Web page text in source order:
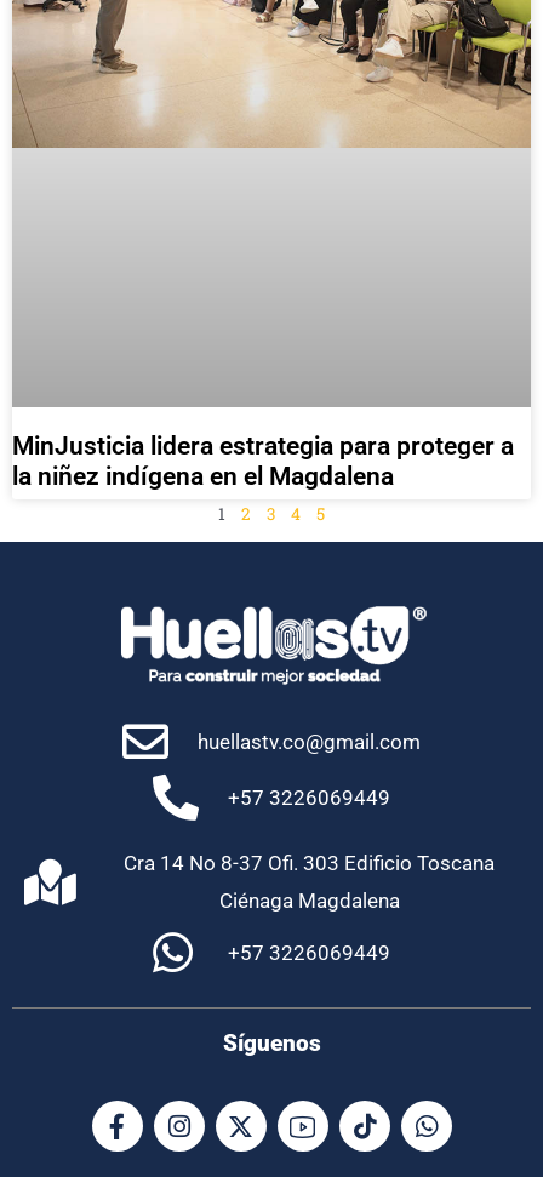
MinJusticia lidera estrategia para proteger a
la niñez indígena en el Magdalena
1 2 3 4 5
huellastv.co@gmail.com
+57 3226069449
Cra 14 No 8-37 Ofi. 303 Edificio Toscana
Ciénaga Magdalena
+57 3226069449
Síguenos